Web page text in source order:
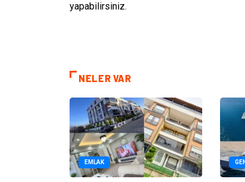
yapabilirsiniz.
NELER VAR
EMLAK